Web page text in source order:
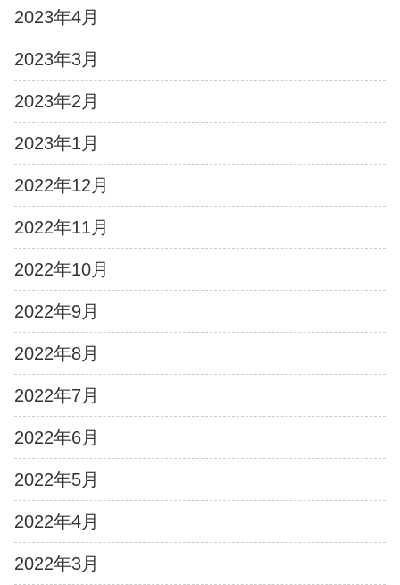
2023年4月
2023年3月
2023年2月
2023年1月
2022年12月
2022年11月
2022年10月
2022年9月
2022年8月
2022年7月
2022年6月
2022年5月
2022年4月
2022年3月